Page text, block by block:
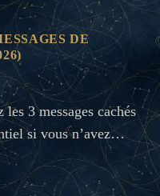
DE
3 messages cachés
si vous n’avez…